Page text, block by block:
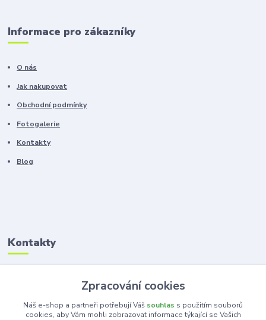
Informace pro zákazníky
O nás
Jak nakupovat
Obchodní podmínky
Fotogalerie
Kontakty
Blog
Kontakty
Zákaznická podpora
+420 603 100 966
(Po-Pá, 8-16 hod.)
Zpracování cookies
Náš e-shop a partneři potřebují Váš souhlas s použitím souborů
cookies, aby Vám mohli zobrazovat informace týkající se Vašich